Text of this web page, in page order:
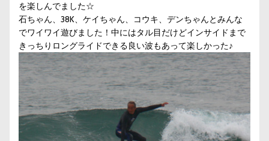
を楽しんでました☆
石ちゃん、38K、ケイちゃん、コウキ、デンちゃんとみんな
でワイワイ遊びました！中にはタル目だけどインサイドまで
きっちりロングライドできる良い波もあって楽しかった♪